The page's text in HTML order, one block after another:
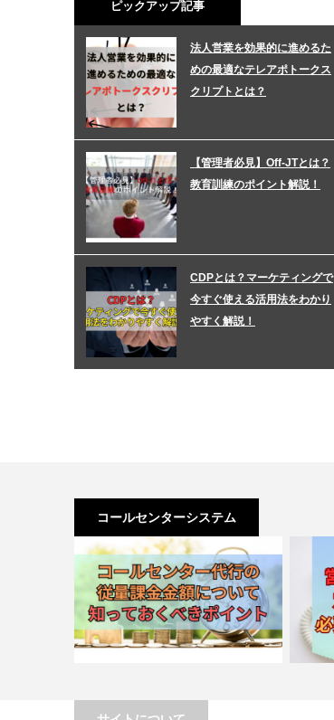
ピックアップ記事
法人営業を効果的に進めるた
めの最適なテレアポトークス
クリプトとは？
【管理者必見】Off-JTとは？
教育訓練のポイント解説！
CDPとは？マーケティングで
今すぐ使える活用法をわかり
やすく解説！
コールセンターシステム